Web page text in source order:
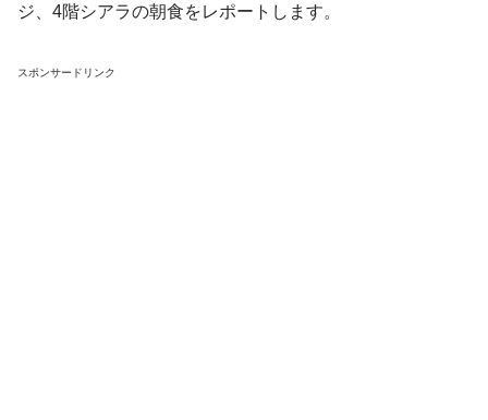
ジ、4階シアラの朝食をレポートします。
スポンサードリンク